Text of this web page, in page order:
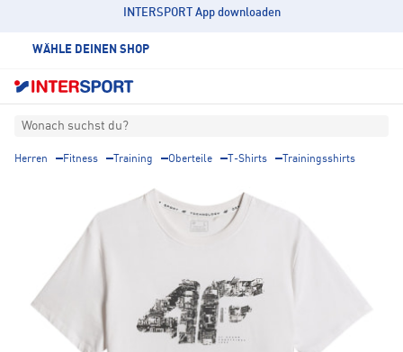
INTERSPORT App downloaden
WÄHLE DEINEN SHOP
Wonach suchst du?
Herren Fitness Training Oberteile T-Shirts Trainingsshirts